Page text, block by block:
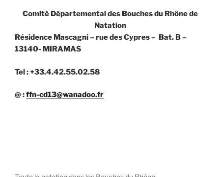
Comité Départemental des Bouches du Rhône de
Natation
Résidence Mascagni – rue des Cypres – Bat. B –
13140- MIRAMAS
Tel : +33.4.42.55.02.58
@ :ffn-cd13@wanadoo.fr